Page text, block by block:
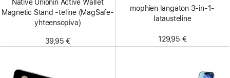
Native Unionin Active Wallet
Magnetic Stand ‑teline (MagSafe-
yhteensopiva)
39,95 €
mophien langaton 3-in-1-
latausteline
129,95 €